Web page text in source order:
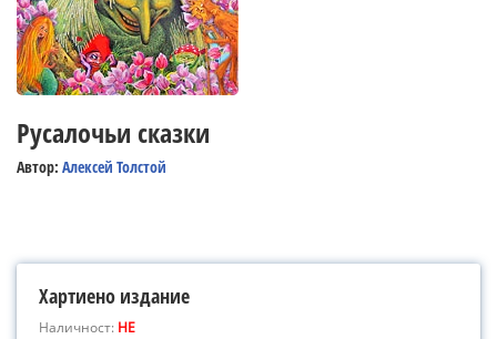
Русалочьи сказки
Автор: Алексей Толстой
Хартиено издание
Наличност: НЕ